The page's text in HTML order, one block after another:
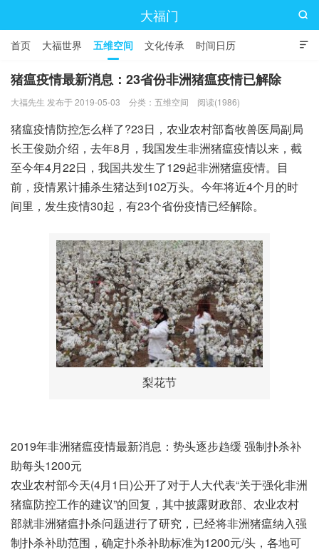
大福门

首页 大福世界 五维空间 文化传承 时间日历

猪瘟疫情最新消息：23省份非洲猪瘟疫情已解除
大福先生 发布于 2019-05-03 分类： 五维空间 阅读(1986)
猪瘟疫情防控怎么样了?23日，农业农村部畜牧兽医局副局
长王俊勋介绍，去年8月，我国发生非洲猪瘟疫情以来，截
至今年4月22日，我国共发生了129起非洲猪瘟疫情。目
前，疫情累计捕杀生猪达到102万头。今年将近4个月的时
间里，发生疫情30起，有23个省份疫情已经解除。
梨花节
2019年非洲猪瘟疫情最新消息：势头逐步趋缓 强制扑杀补
助每头1200元
农业农村部今天(4月1日)公开了对于人大代表“关于强化非洲
猪瘟防控工作的建议”的回复，其中披露财政部、农业农村
部就非洲猪瘟扑杀问题进行了研究，已经将非洲猪瘟纳入强
制扑杀补助范围，确定扑杀补助标准为1200元/头，各地可